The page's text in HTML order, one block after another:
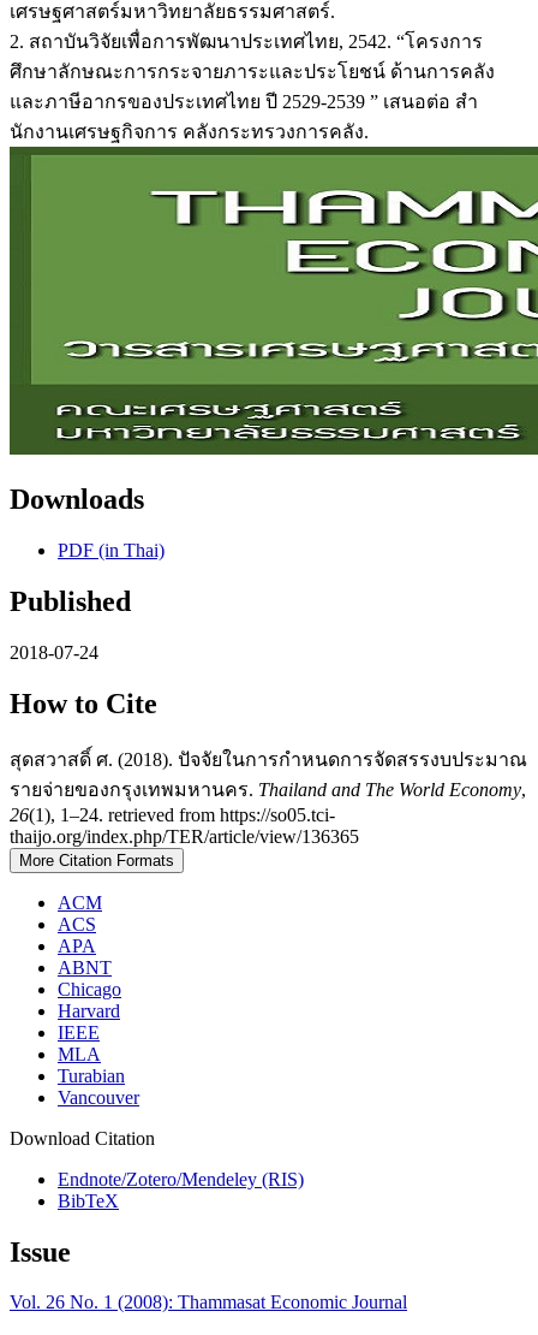
เศรษฐศาสตร์มหาวิทยาลัยธรรมศาสตร์.
2. สถาบันวิจัยเพื่อการพัฒนาประเทศไทย, 2542. “โครงการ
ศึกษาลักษณะการกระจายภาระและประโยชน์ ด้านการคลัง
และภาษีอากรของประเทศไทย ปี 2529-2539 ” เสนอต่อ สํา
นักงานเศรษฐกิจการ คลังกระทรวงการคลัง.
Downloads
PDF (in Thai)
Published
2018-07-24
How to Cite
สุดสวาสดิ์ ศ. (2018). ปัจจัยในการกําหนดการจัดสรรงบประมาณ
รายจ่ายของกรุงเทพมหานคร. Thailand and The World Economy,
26(1), 1–24. retrieved from https://so05.tci-
thaijo.org/index.php/TER/article/view/136365
More Citation Formats
ACM
ACS
APA
ABNT
Chicago
Harvard
IEEE
MLA
Turabian
Vancouver
Download Citation
Endnote/Zotero/Mendeley (RIS)
BibTeX
Issue
Vol. 26 No. 1 (2008): Thammasat Economic Journal